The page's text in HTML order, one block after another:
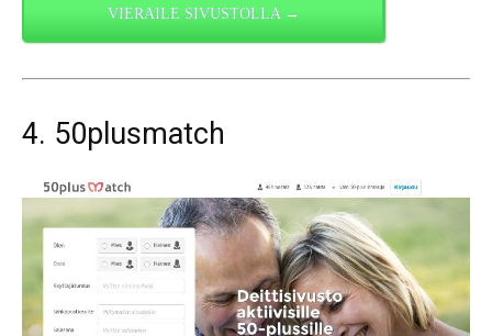
VIERAILE SIVUSTOLLA →
4. 50plusmatch